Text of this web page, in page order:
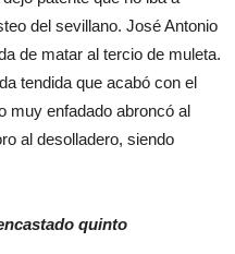
del sevillano. José Antonio
de matar al tercio de muleta.
tendida que acabó con el
muy enfadado abroncó al
al desolladero, siendo
quinto